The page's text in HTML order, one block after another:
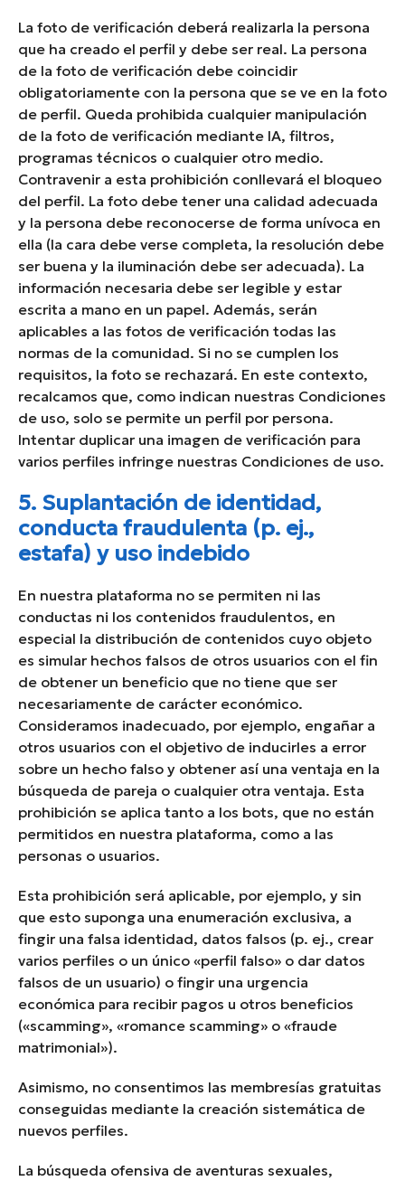
La foto de verificación deberá realizarla la persona
que ha creado el perfil y debe ser real. La persona
de la foto de verificación debe coincidir
obligatoriamente con la persona que se ve en la foto
de perfil. Queda prohibida cualquier manipulación
de la foto de verificación mediante IA, filtros,
programas técnicos o cualquier otro medio.
Contravenir a esta prohibición conllevará el bloqueo
del perfil. La foto debe tener una calidad adecuada
y la persona debe reconocerse de forma unívoca en
ella (la cara debe verse completa, la resolución debe
ser buena y la iluminación debe ser adecuada). La
información necesaria debe ser legible y estar
escrita a mano en un papel. Además, serán
aplicables a las fotos de verificación todas las
normas de la comunidad. Si no se cumplen los
requisitos, la foto se rechazará. En este contexto,
recalcamos que, como indican nuestras Condiciones
de uso, solo se permite un perfil por persona.
Intentar duplicar una imagen de verificación para
varios perfiles infringe nuestras Condiciones de uso.
5. Suplantación de identidad,
conducta fraudulenta (p. ej.,
estafa) y uso indebido
En nuestra plataforma no se permiten ni las
conductas ni los contenidos fraudulentos, en
especial la distribución de contenidos cuyo objeto
es simular hechos falsos de otros usuarios con el fin
de obtener un beneficio que no tiene que ser
necesariamente de carácter económico.
Consideramos inadecuado, por ejemplo, engañar a
otros usuarios con el objetivo de inducirles a error
sobre un hecho falso y obtener así una ventaja en la
búsqueda de pareja o cualquier otra ventaja. Esta
prohibición se aplica tanto a los bots, que no están
permitidos en nuestra plataforma, como a las
personas o usuarios.
Esta prohibición será aplicable, por ejemplo, y sin
que esto suponga una enumeración exclusiva, a
fingir una falsa identidad, datos falsos (p. ej., crear
varios perfiles o un único «perfil falso» o dar datos
falsos de un usuario) o fingir una urgencia
económica para recibir pagos u otros beneficios
(«scamming», «romance scamming» o «fraude
matrimonial»).
Asimismo, no consentimos las membresías gratuitas
conseguidas mediante la creación sistemática de
nuevos perfiles.
La búsqueda ofensiva de aventuras sexuales,